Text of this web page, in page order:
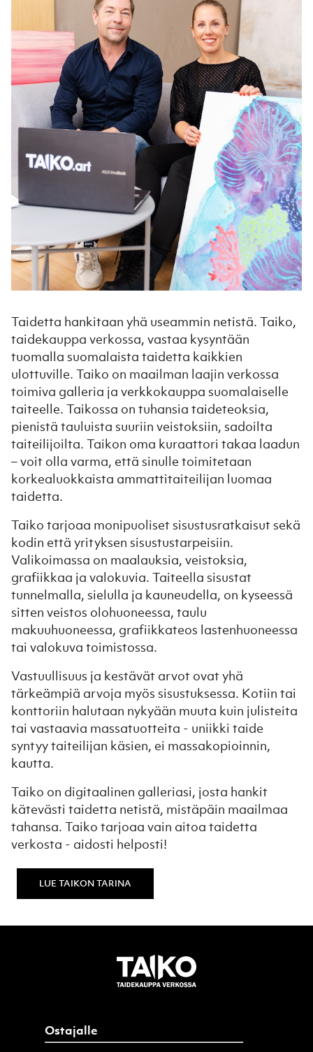
Taidetta hankitaan yhä useammin netistä. Taiko,
taidekauppa verkossa, vastaa kysyntään
tuomalla suomalaista taidetta kaikkien
ulottuville. Taiko on maailman laajin verkossa
toimiva galleria ja verkkokauppa suomalaiselle
taiteelle. Taikossa on tuhansia taideteoksia,
pienistä tauluista suuriin veistoksiin, sadoilta
taiteilijoilta. Taikon oma kuraattori takaa laadun
– voit olla varma, että sinulle toimitetaan
korkealuokkaista ammattitaiteilijan luomaa
taidetta.
Taiko tarjoaa monipuoliset sisustusratkaisut sekä
kodin että yrityksen sisustustarpeisiin.
Valikoimassa on maalauksia, veistoksia,
grafiikkaa ja valokuvia. Taiteella sisustat
tunnelmalla, sielulla ja kauneudella, on kyseessä
sitten veistos olohuoneessa, taulu
makuuhuoneessa, grafiikkateos lastenhuoneessa
tai valokuva toimistossa.
Vastuullisuus ja kestävät arvot ovat yhä
tärkeämpiä arvoja myös sisustuksessa. Kotiin tai
konttoriin halutaan nykyään muuta kuin julisteita
tai vastaavia massatuotteita - uniikki taide
syntyy taiteilijan käsien, ei massakopioinnin,
kautta.
Taiko on digitaalinen galleriasi, josta hankit
kätevästi taidetta netistä, mistäpäin maailmaa
tahansa. Taiko tarjoaa vain aitoa taidetta
verkosta - aidosti helposti!
LUE TAIKON TARINA
Ostajalle